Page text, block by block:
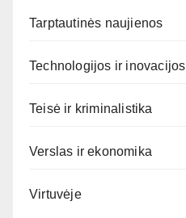
Tarptautinės naujienos
Technologijos ir inovacijos
Teisė ir kriminalistika
Verslas ir ekonomika
Virtuvėje